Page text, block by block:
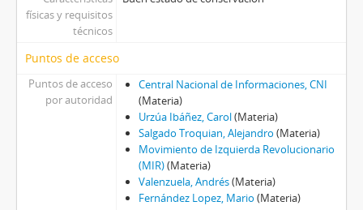
físicas y requisitos
técnicos
Puntos de acceso
Puntos de acceso
por autoridad
Central Nacional de Informaciones, CNI
(Materia)
Urzúa Ibáñez, Carol(Materia)
Salgado Troquian, Alejandro (Materia)
Movimiento de Izquierda Revolucionario
(MIR)(Materia)
Valenzuela, Andrés(Materia)
Fernández Lopez, Mario (Materia)